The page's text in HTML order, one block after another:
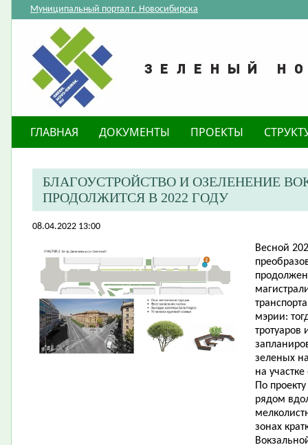
Муниципальный портал г. Новосибирска
ГЛАВНАЯ ДОКУМЕНТЫ ПРОЕКТЫ
БЛАГОУСТРОЙСТВО И ОЗЕЛЕНЕНИЕ
ПРОДОЛЖИТСЯ В 2022 ГОДУ
08.04.2022 13:00
​Весной
мэрии:
тротуаров
зеленых
на
По
рядом
зонах